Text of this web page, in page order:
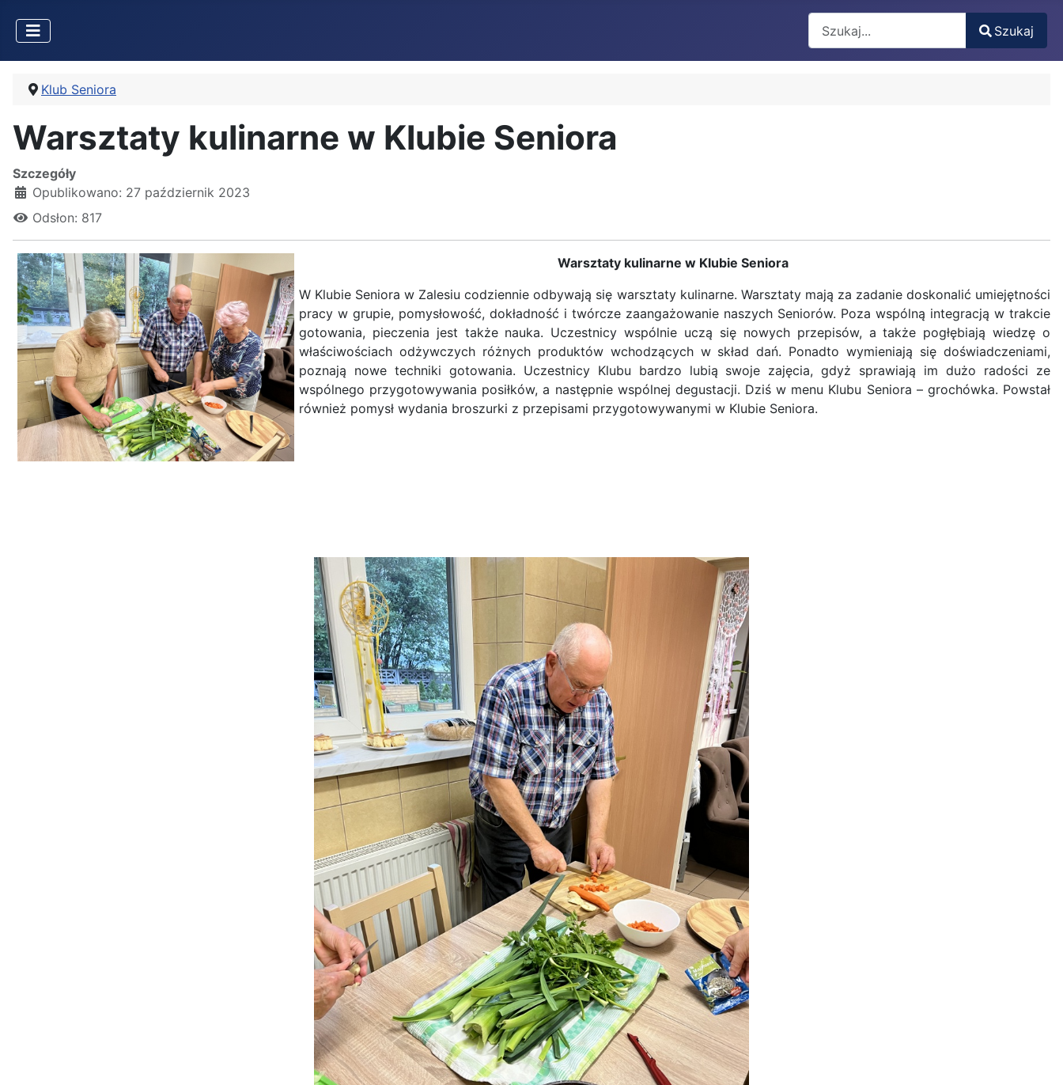
Type 2 or more characters for results.
Szukaj
Klub Seniora
Warsztaty kulinarne w Klubie Seniora
Szczegóły
Opublikowano: 27 październik 2023
Odsłon: 817
Warsztaty kulinarne w Klubie Seniora
W Klubie Seniora w Zalesiu codziennie odbywają się warsztaty kulinarne. Warsztaty mają za zadanie doskonalić umiejętności
pracy w grupie, pomysłowość, dokładność i twórcze zaangażowanie naszych Seniorów. Poza wspólną integracją w trakcie
gotowania, pieczenia jest także nauka. Uczestnicy wspólnie uczą się nowych przepisów, a także pogłębiają wiedzę o
właściwościach odżywczych różnych produktów wchodzących w skład dań. Ponadto wymieniają się doświadczeniami,
poznają nowe techniki gotowania. Uczestnicy Klubu bardzo lubią swoje zajęcia, gdyż sprawiają im dużo radości ze
wspólnego przygotowywania posiłków, a następnie wspólnej degustacji. Dziś w menu Klubu Seniora – grochówka. Powstał
również pomysł wydania broszurki z przepisami przygotowywanymi w Klubie Seniora.